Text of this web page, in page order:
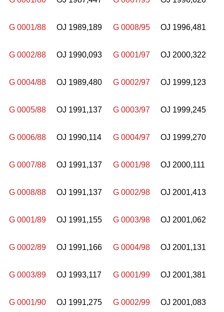
G 0001/88 OJ 1989,189 G 0008/95 OJ 1996,481
G 0002/88 OJ 1990,093 G 0001/97 OJ 2000,322
G 0004/88 OJ 1989,480 G 0002/97 OJ 1999,123
G 0005/88 OJ 1991,137 G 0003/97 OJ 1999,245
G 0006/88 OJ 1990,114 G 0004/97 OJ 1999,270
G 0007/88 OJ 1991,137 G 0001/98 OJ 2000,111
G 0008/88 OJ 1991,137 G 0002/98 OJ 2001,413
G 0001/89 OJ 1991,155 G 0003/98 OJ 2001,062
G 0002/89 OJ 1991,166 G 0004/98 OJ 2001,131
G 0003/89 OJ 1993,117 G 0001/99 OJ 2001,381
G 0001/90 OJ 1991,275 G 0002/99 OJ 2001,083